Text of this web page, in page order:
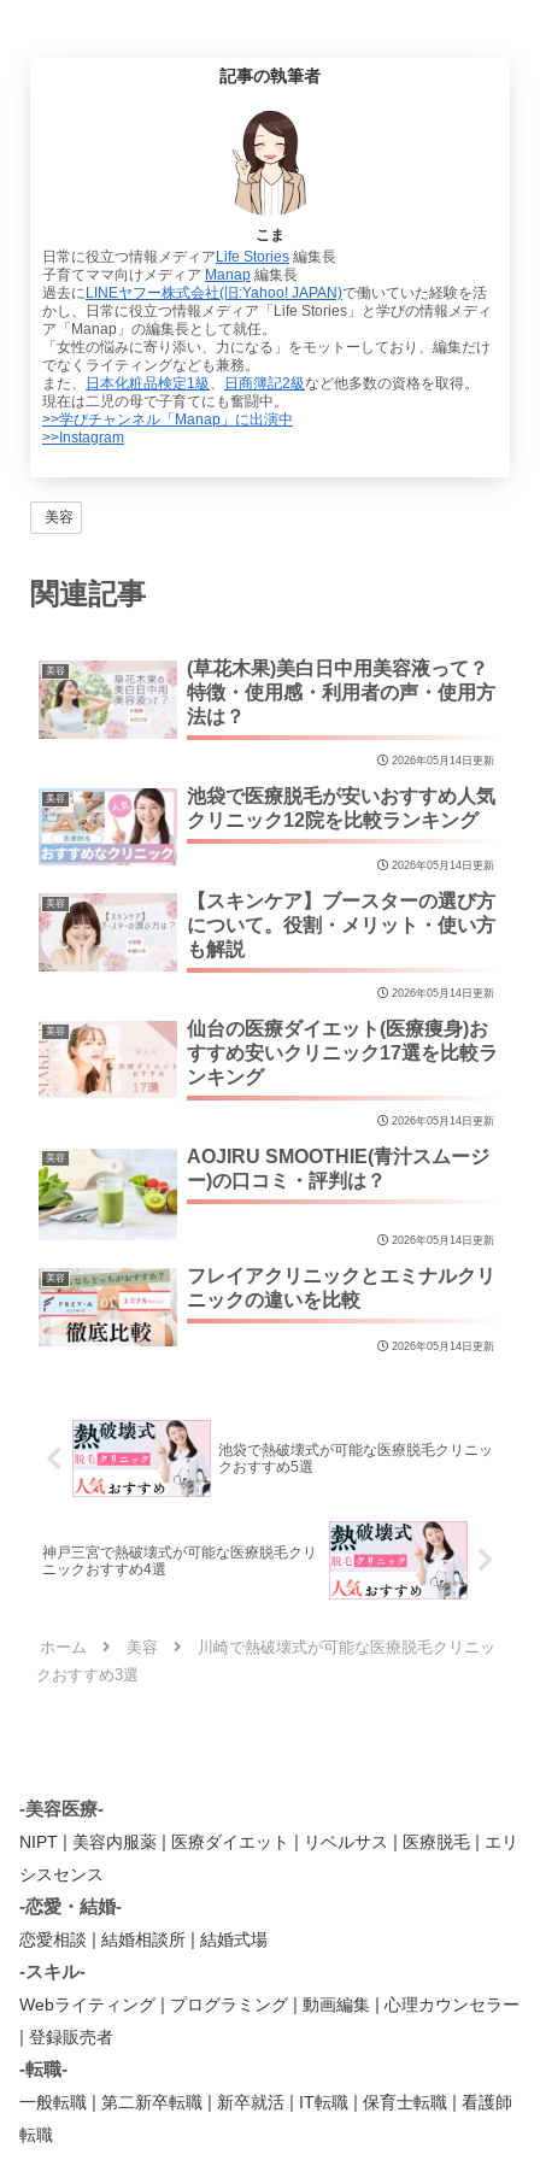
記事の執筆者
こま
日常に役立つ情報メディア Life Stories 編集長
子育てママ向けメディア Manap 編集長
過去に LINEヤフー株式会社(旧:Yahoo! JAPAN)で働いていた経験を活
かし、日常に役立つ情報メディア「Life Stories」と学びの情報メディ
ア「Manap」の編集長として就任。
「女性の悩みに寄り添い、力になる」をモットーしており、編集だけ
でなくライティングなども兼務。
また、
日本化粧品検定1級、 日商簿記2級など他多数の資格を取得。
現在は二児の母で子育てにも奮闘中。
>>学びチャンネル「Manap」に出演中
>>Instagram
美容
関連記事
美容
(草花木果)美白日中用美容液って？
特徴・使用感・利用者の声・使用方
法は？
2026年05月14日更新
美容
池袋で医療脱毛が安いおすすめ人気
クリニック12院を比較ランキング
2026年05月14日更新
美容
【スキンケア】ブースターの選び方
について。役割・メリット・使い方
も解説
2026年05月14日更新
美容
仙台の医療ダイエット(医療痩身)お
すすめ安いクリニック17選を比較ラ
ンキング
2026年05月14日更新
美容
AOJIRU SMOOTHIE(青汁スムージ
ー)の口コミ・評判は？
2026年05月14日更新
美容
フレイアクリニックとエミナルクリ
ニックの違いを比較
2026年05月14日更新
池袋で熱破壊式が可能な医療脱毛クリニッ
クおすすめ5選
神戸三宮で熱破壊式が可能な医療脱毛クリ
ニックおすすめ4選
ホーム 美容
川崎で熱破壊式が可能な医療脱毛クリニッ
クおすすめ3選
-美容医療-
NIPT | 美容内服薬 | 医療ダイエット | リベルサス | 医療脱毛 | エリ
シスセンス
-恋愛・結婚-
恋愛相談 | 結婚相談所 | 結婚式場
-スキル-
Webライティング | プログラミング | 動画編集 | 心理カウンセラー
| 登録販売者
-転職-
一般転職 | 第二新卒転職 | 新卒就活 | IT転職 | 保育士転職 | 看護師
転職